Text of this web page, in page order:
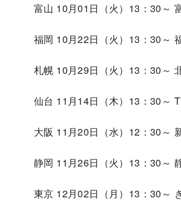
富山 10月01日（火）13：30～
福岡 10月22日（火）13：30～
札幌 10月29日（火）13：30～
仙台 11月14日（木）13：30～
大阪 11月20日（水）12：30～
静岡 11月26日（火）13：30～
東京 12月02日（月）13：30～